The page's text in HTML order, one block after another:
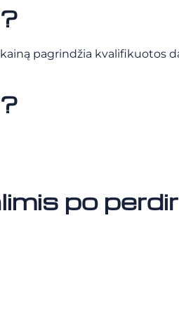
kainą pagrindžia kvalifikuotos
po